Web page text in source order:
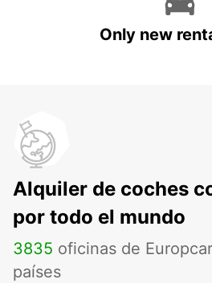
Only new
Alquiler de coches
por todo el mundo
3835 oficinas de
países